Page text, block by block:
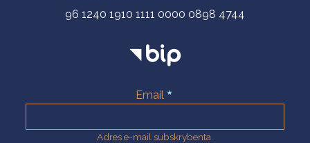
96 1240 1910 1111 0000 0898 4744
Email
Adres e-mail subskrybenta.